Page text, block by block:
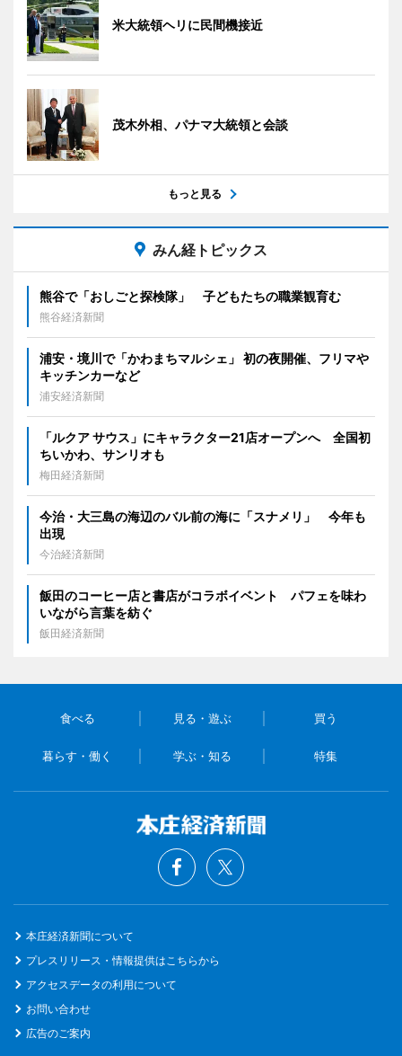
米大統領ヘリに民間機接近
茂木外相、パナマ大統領と会談
もっと見る
みん経トピックス
熊谷で「おしごと探検隊」 子どもたちの職業観育む
熊谷経済新聞
浦安・境川で「かわまちマルシェ」 初の夜開催、フリマや
キッチンカーなど
浦安経済新聞
「ルクア サウス」にキャラクター21店オープンへ 全国初
ちいかわ、サンリオも
梅田経済新聞
今治・大三島の海辺のバル前の海に「スナメリ」 今年も
出現
今治経済新聞
飯田のコーヒー店と書店がコラボイベント パフェを味わ
いながら言葉を紡ぐ
飯田経済新聞
食べる 見る・遊ぶ 買う
暮らす・働く 学ぶ・知る 特集
本庄経済新聞について
プレスリリース・情報提供はこちらから
アクセスデータの利用について
お問い合わせ
広告のご案内